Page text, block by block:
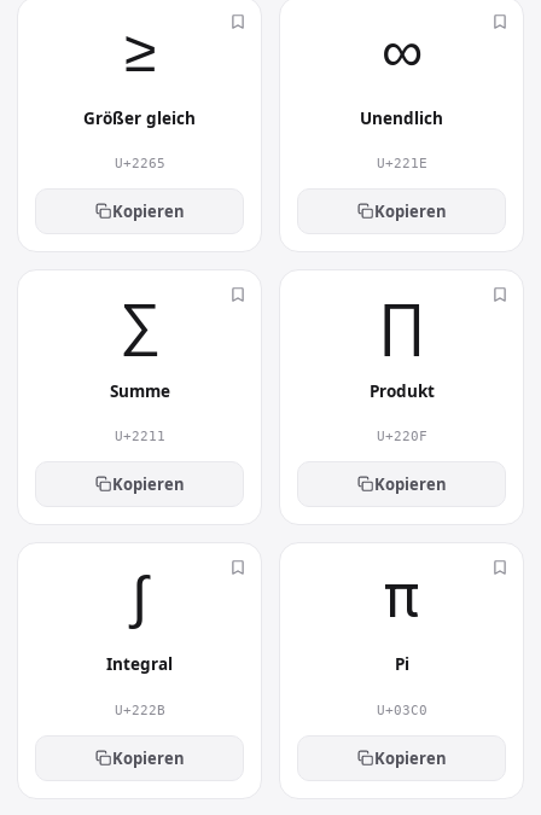
≥︎
Größer gleich
U+2265
Kopieren
∞︎
Unendlich
U+221E
Kopieren
∑︎
Summe
U+2211
Kopieren
∏︎
Produkt
U+220F
Kopieren
∫︎
Integral
U+222B
Kopieren
π︎
Pi
U+03C0
Kopieren